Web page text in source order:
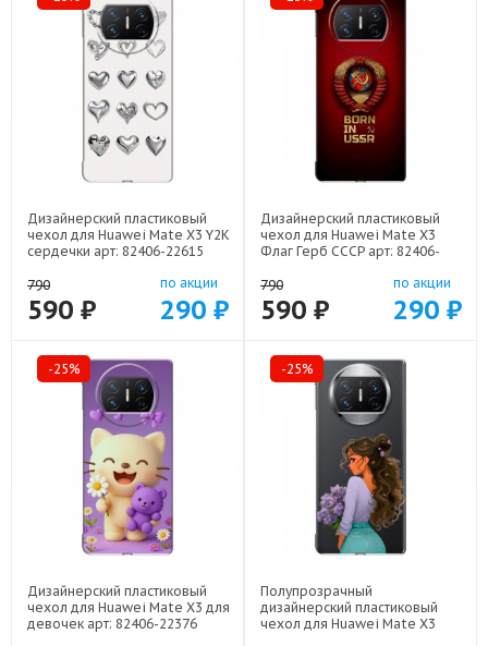
Дизайнерский пластиковый
чехол для Huawei Mate X3 Y2K
сердечки арт: 82406-22615
790
590 ₽
по акции
290 ₽
Дизайнерский пластиковый
чехол для Huawei Mate X3
Флаг Герб СССР арт: 82406-
790
590 ₽
по акции
290 ₽
-25%
Дизайнерский пластиковый
чехол для Huawei Mate X3 для
девочек арт: 82406-22376
-25%
Полупрозрачный
дизайнерский пластиковый
чехол для Huawei Mate X3